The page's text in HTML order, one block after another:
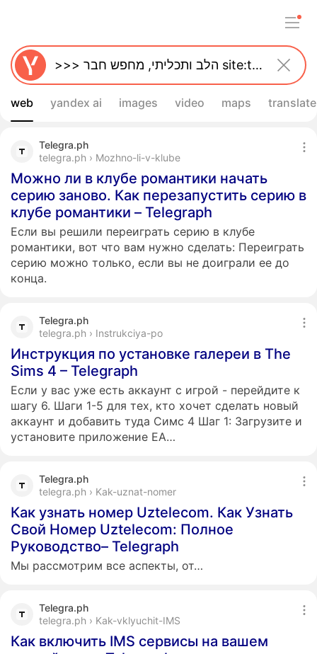
web yandex ai images video maps translate
Telegra.ph
telegra.ph › Mozhno-li-v-klube
Можно ли в клубе романтики начать
серию заново. Как перезапустить серию в
клубе романтики – Telegraph
Если вы решили переиграть серию в клубе
романтики, вот что вам нужно сделать: Переиграть
серию можно только, если вы не доиграли ее до
конца.
Telegra.ph
telegra.ph › Instrukciya-po
Инструкция по установке галереи в The
Sims 4 – Telegraph
Если у вас уже есть аккаунт с игрой - перейдите к
шагу 6. Шаги 1-5 для тех, кто хочет сделать новый
аккаунт и добавить туда Симс 4 Шаг 1: Загрузите и
установите приложение EA…
Telegra.ph
telegra.ph › Kak-uznat-nomer
Как узнать номер Uztelecom. Как Узнать
Свой Номер Uztelecom: Полное
Руководство– Telegraph
Мы рассмотрим все аспекты, от…
Telegra.ph
telegra.ph › Kak-vklyuchit-IMS
Как включить IMS сервисы на вашем